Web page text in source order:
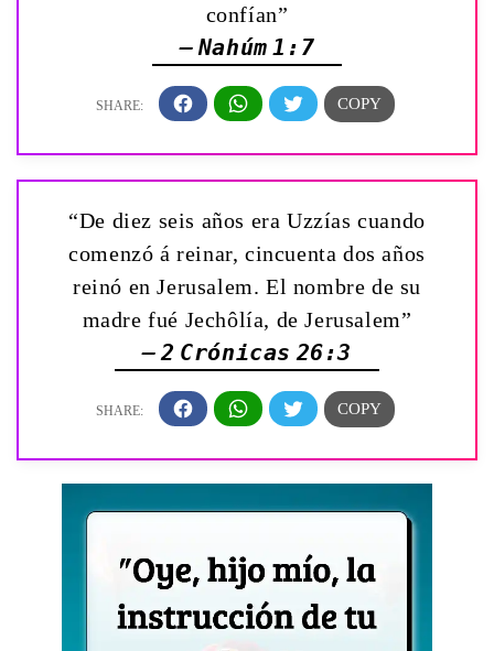
confían”
— Nahúm 1:7
“De diez seis años era Uzzías cuando
comenzó á reinar, cincuenta dos años
reinó en Jerusalem. El nombre de su
madre fué Jechôlía, de Jerusalem”
— 2 Crónicas 26:3